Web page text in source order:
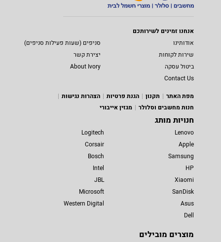
אנחנו זמינים לשירותכם
אודותינו
סניפים (שעות פעילות סניפים)
שירות לקוחות
יצירת קשר
ביטול עסקה
About Ivory
Contact Us
מפת האתר
תקנון הגנת פרטיות
הצהרות נגישות
חנות מחשבים וסלולר
מגזין אייבורי
חנויות מותג
Lenovo
Apple
Samsung
HP
Xiaomi
SanDisk
Asus
Dell
Logitech
Corsair
Bosch
Intel
JBL
Microsoft
Western Digital
מוצרים מובילים